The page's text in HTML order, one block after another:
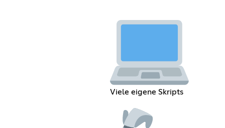
Viele eigene Skripts